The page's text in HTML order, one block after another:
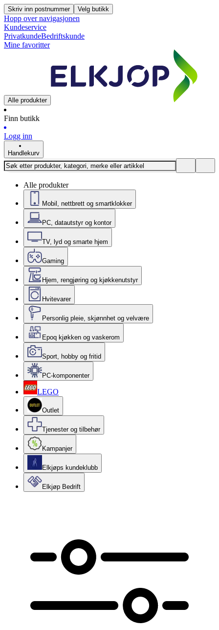
Skriv inn postnummer Velg butikk
Hopp over navigasjonen
Kundeservice
PrivatkundeBedriftskunde
Mine favoritter
Alle produkter
Finn butikk
Logg inn
Handlekurv
Alle produkter
Mobil, nettbrett og smartklokker
PC, datautstyr og kontor
TV, lyd og smarte hjem
Gaming
Hjem, rengjøring og kjøkkenutstyr
Hvitevarer
Personlig pleie, skjønnhet og velvære
Epoq kjøkken og vaskerom
Sport, hobby og fritid
PC-komponenter
LEGO
Outlet
Tjenester og tilbehør
Kampanjer
Elkjøps kundeklubb
Elkjøp Bedrift